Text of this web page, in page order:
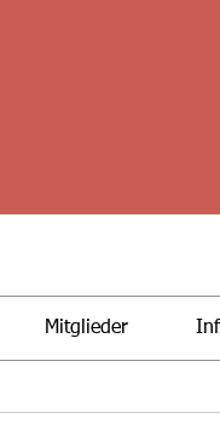
Mitglieder